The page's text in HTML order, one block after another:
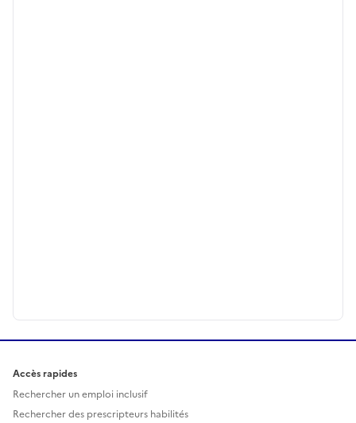
Accès rapides
Rechercher un emploi inclusif
Rechercher des prescripteurs habilités